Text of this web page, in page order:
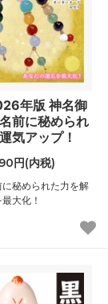
年版 神名御
前に秘められ
気アップ！
円(内税)
秘められた力を解
大化！